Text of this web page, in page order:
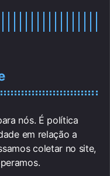
nós. É política
em relação a
coletar no site,